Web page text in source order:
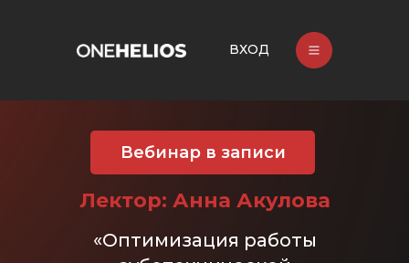
ВХОД
Вебинар в записи
Лектор: Анна Акулова
«Оптимизация работы